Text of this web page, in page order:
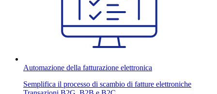
Automazione della fatturazione elettronica
Semplifica il processo di scambio di fatture elettroniche